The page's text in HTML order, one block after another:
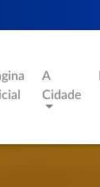
A
Cidade